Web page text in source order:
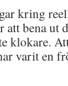
kring
bena ut
klokare.
varit en